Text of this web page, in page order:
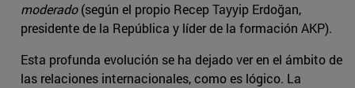
moderado(según el propio Recep Tayyip Erdoğan,
presidente de la República y líder de la formación AKP).
Esta profunda evolución se ha dejado ver en el ámbito de
las relaciones internacionales, como es lógico. La